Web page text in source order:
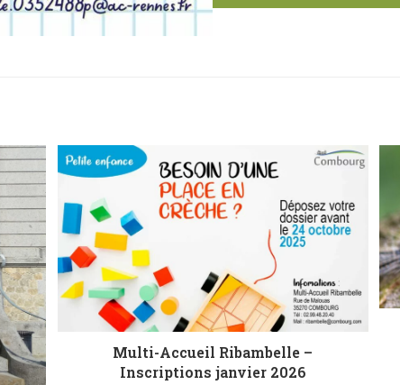
Multi-Accueil Ribambelle –
Inscriptions janvier 2026